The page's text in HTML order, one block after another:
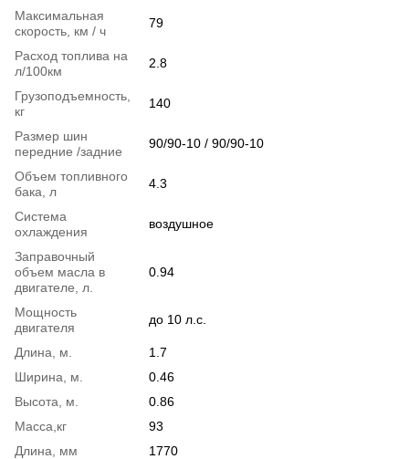
Максимальная
скорость, км / ч
79
Расход топлива на
л/100км
2.8
Грузоподъемность,
кг
140
Размер шин
передние /задние
90/90-10 / 90/90-10
Объем топливного
бака, л
4.3
Система
охлаждения
воздушное
Заправочный
oбъем масла в
двигателе, л.
0.94
Мощность
двигателя
до 10 л.с.
Длина, м.
1.7
Ширина, м.
0.46
Высота, м.
0.86
Масса,кг
93
Длина, мм
1770